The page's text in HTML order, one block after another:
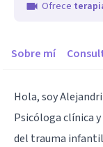
Ofrece
Sobre mí
Hola, soy
Psicóloga clínica
del trauma